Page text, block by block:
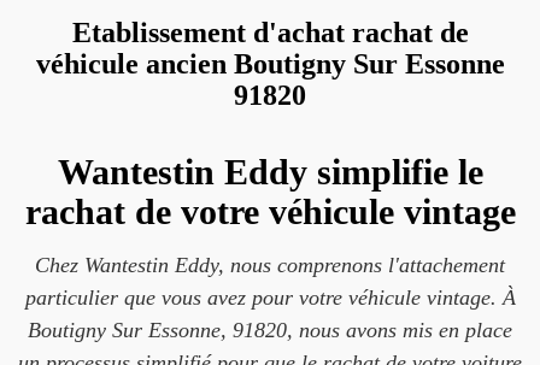
Etablissement d'achat rachat de
véhicule ancien Boutigny Sur Essonne
91820
Wantestin Eddy simplifie le
rachat de votre véhicule vintage
Chez Wantestin Eddy, nous comprenons l'attachement
particulier que vous avez pour votre véhicule vintage. À
Boutigny Sur Essonne, 91820, nous avons mis en place